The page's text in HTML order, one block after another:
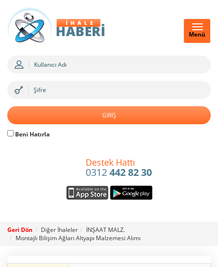
Menü
Beni Hatırla
Destek Hattı
0312442 82 30
Geri Dön Diğer İhaleler
İNŞAAT MALZ.
Montajlı Bilişim Ağları Altyapı Malzemesi Alımı